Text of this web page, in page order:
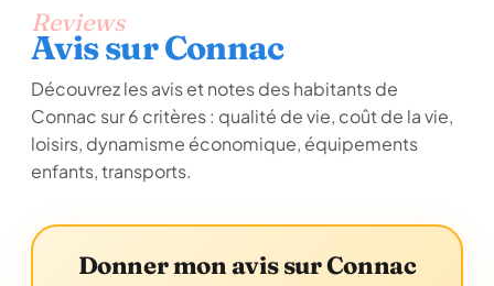
Reviews
Avis sur Connac
Découvrez les avis et notes des habitants de
Connac sur 6 critères : qualité de vie, coût de la vie,
loisirs, dynamisme économique, équipements
enfants, transports.
Donner mon avis sur Connac